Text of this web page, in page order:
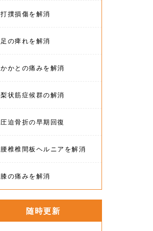
打撲損傷を解消
足の痺れを解消
かかとの痛みを解消
梨状筋症候群の解消
圧迫骨折の早期回復
腰椎椎間板ヘルニアを解消
膝の痛みを解消
随時更新